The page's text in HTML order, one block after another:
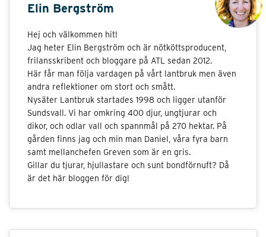
Elin Bergström
Hej och välkommen hit!
Jag heter Elin Bergström och är nötköttsproducent,
frilansskribent och bloggare på ATL sedan 2012.
Här får man följa vardagen på vårt lantbruk men även
andra reflektioner om stort och smått.
Nysäter Lantbruk startades 1998 och ligger utanför
Sundsvall. Vi har omkring 400 djur, ungtjurar och
dikor, och odlar vall och spannmål på 270 hektar. På
gården finns jag och min man Daniel, våra fyra barn
samt mellanchefen Greven som är en gris.
Gillar du tjurar, hjullastare och sunt bondförnuft? Då
är det här bloggen för dig!